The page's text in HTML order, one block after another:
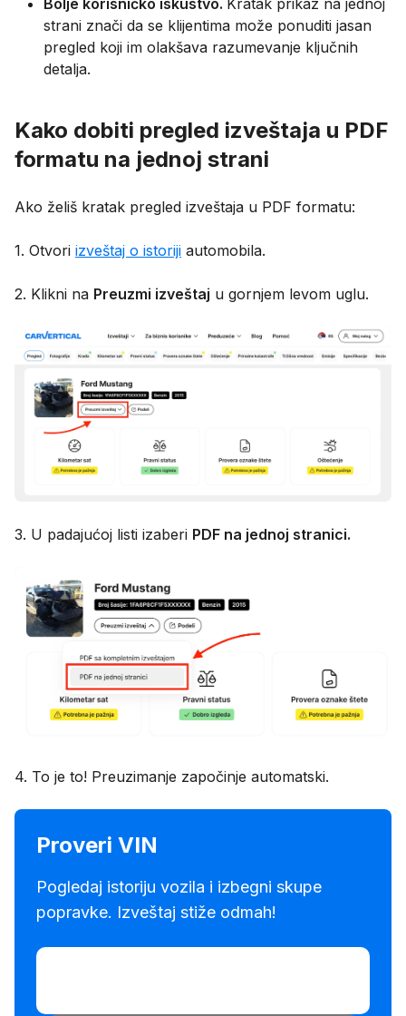
Bolje korisničko iskustvo. Kratak prikaz na jednoj
strani znači da se klijentima može ponuditi jasan
pregled koji im olakšava razumevanje ključnih
detalja.
Kako dobiti pregled izveštaja u PDF
formatu na jednoj strani
Ako želiš kratak pregled izveštaja u PDF formatu:
1. Otvori izveštaj o istoriji automobila.
2. Klikni na Preuzmi izveštaj u gornjem levom uglu.
3. U padajućoj listi izaberi PDF na jednoj stranici.
4. To je to! Preuzimanje započinje automatski.
Proveri VIN
Pogledaj istoriju vozila i izbegni skupe
popravke. Izveštaj stiže odmah!
Unesi VIN broj